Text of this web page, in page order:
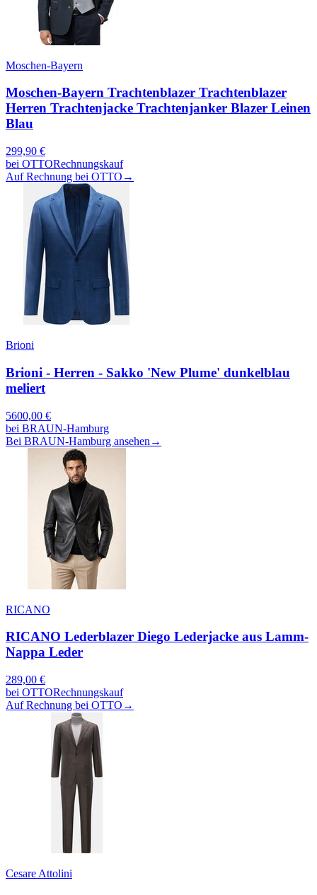
Moschen-Bayern
Moschen-Bayern Trachtenblazer Trachtenblazer
Herren Trachtenjacke Trachtenjanker Blazer Leinen
Blau
299,90 €
bei OTTORechnungskauf
Auf Rechnung bei OTTO →
Brioni
Brioni - Herren - Sakko 'New Plume' dunkelblau
meliert
5600,00 €
bei BRAUN-Hamburg
Bei BRAUN-Hamburg ansehen →
RICANO
RICANO Lederblazer Diego Lederjacke aus Lamm-
Nappa Leder
289,00 €
bei OTTORechnungskauf
Auf Rechnung bei OTTO →
Cesare Attolini